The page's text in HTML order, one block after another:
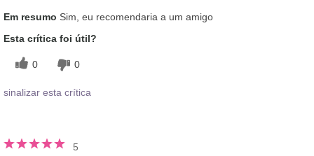
Em resumo Sim, eu recomendaria a um amigo
Esta crítica foi útil?
0 0
sinalizar esta crítica
5